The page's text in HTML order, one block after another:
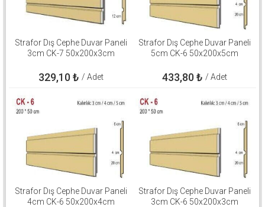
Strafor Dış Cephe Duvar Paneli
3cm CK-7 50x200x3cm
329,10₺ / Adet
Strafor Dış Cephe Duvar Paneli
5cm CK-6 50x200x5cm
433,80₺ / Adet
Strafor Dış Cephe Duvar Paneli
4cm CK-6 50x200x4cm
Strafor Dış Cephe Duvar Paneli
3cm CK-6 50x200x3cm